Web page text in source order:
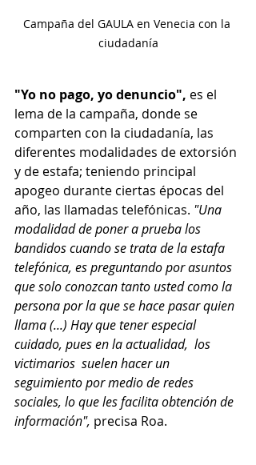
Campaña del GAULA en Venecia con la
ciudadanía
"Yo no pago, yo denuncio", es el
lema de la campaña, donde se
comparten con la ciudadanía, las
diferentes modalidades de extorsión
y de estafa; teniendo principal
apogeo durante ciertas épocas del
año, las llamadas telefónicas. "Una
modalidad de poner a prueba los
bandidos cuando se trata de la estafa
telefónica, es preguntando por asuntos
que solo conozcan tanto usted como la
persona por la que se hace pasar quien
llama (...) Hay que tener especial
cuidado, pues en la actualidad,  los
victimarios  suelen hacer un
seguimiento por medio de redes
sociales, lo que les facilita obtención de
información", precisa Roa.